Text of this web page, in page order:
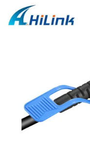
ア
ー